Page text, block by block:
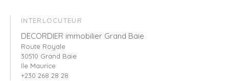
INTERLOCUTEUR
DECORDIER immobilier Grand Baie
Route Royale
30510 Grand Baie
Ile Maurice
+230 268 28 28